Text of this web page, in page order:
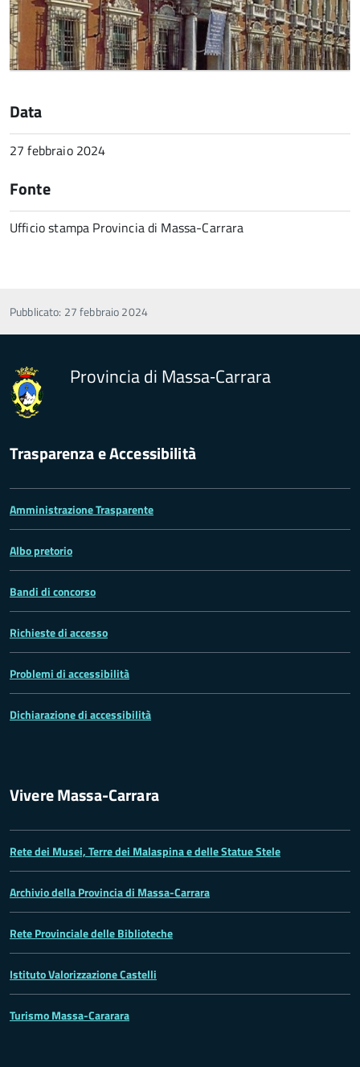
Data
27 febbraio 2024
Fonte
Ufficio stampa Provincia di Massa-Carrara
Pubblicato: 27 febbraio 2024
Provincia di Massa‑Carrara
Trasparenza e Accessibilità
Amministrazione Trasparente
Albo pretorio
Bandi di concorso
Richieste di accesso
Problemi di accessibilità
Dichiarazione di accessibilità
Vivere Massa-Carrara
Rete dei Musei, Terre dei Malaspina e delle Statue Stele
Archivio della Provincia di Massa-Carrara
Rete Provinciale delle Biblioteche
Istituto Valorizzazione Castelli
Turismo Massa-Cararara